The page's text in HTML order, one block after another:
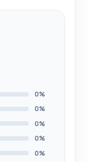
0%
0%
0%
0%
0%